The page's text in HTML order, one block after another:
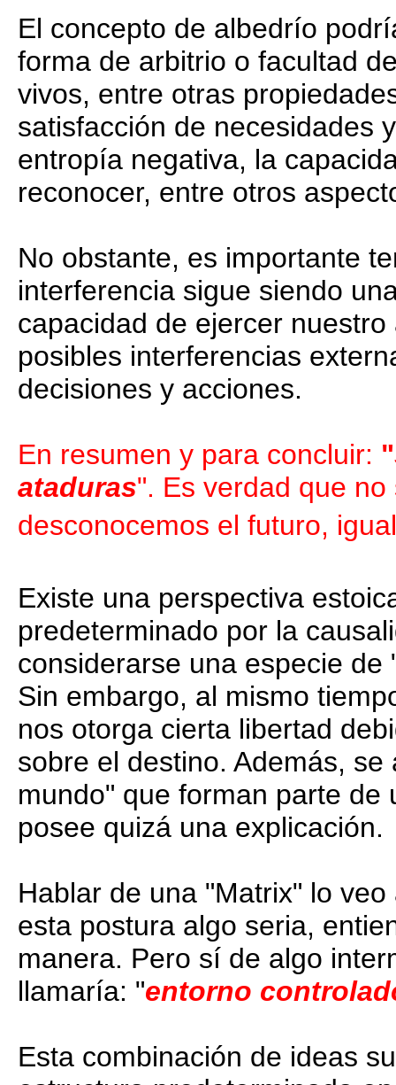
El concepto de albedrío
forma de arbitrio o facultad
vivos, entre otras
satisfacción de necesidades
entropía negativa, la
reconocer, entre otros
No obstante, es importante
interferencia sigue siendo
capacidad de ejercer
posibles interferencias
decisiones y acciones.
En resumen y para concluir: "
ataduras". Es verdad que
desconocemos el futuro,
Existe una perspectiva
predeterminado por la
considerarse una especie
Sin embargo, al mismo
nos otorga cierta libertad
sobre el destino. Además,
mundo" que forman parte
posee quizá una explicación.
Hablar de una "Matrix" lo
esta postura algo seria,
manera. Pero sí de algo
llamaría: "entorno
Esta combinación de ideas